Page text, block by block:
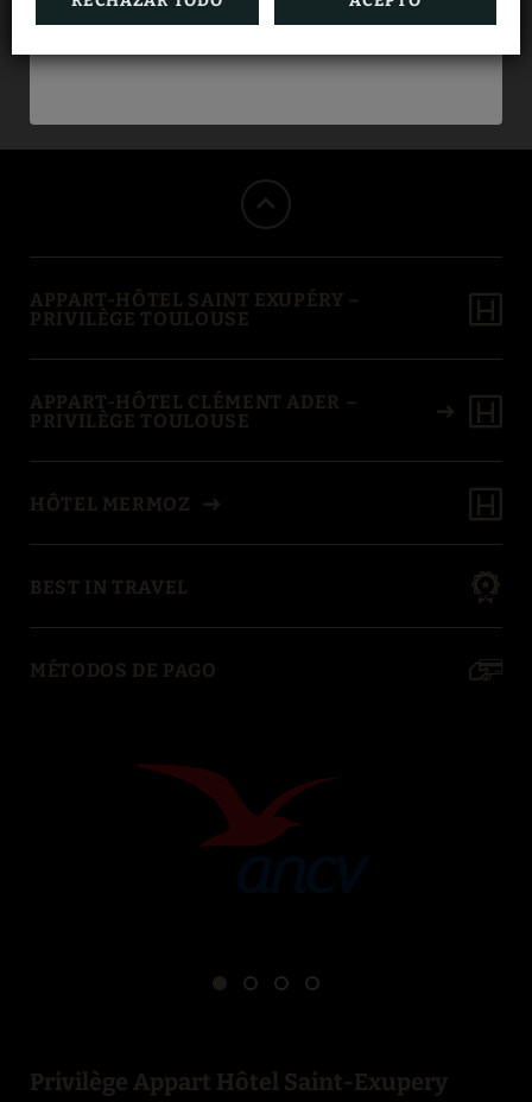
Sí, recibimos regularmente clientes en estancias
largas, con apartamentos espaciosos y totalmente
APPART-HÔTEL SAINT EXUPÉRY –
PRIVILÈGE TOULOUSE
APPART-HÔTEL CLÉMENT ADER –
PRIVILÈGE TOULOUSE
HÔTEL MERMOZ
BEST IN TRAVEL
MÉTODOS DE PAGO
Privilège Appart Hôtel Saint-Exupery
RESERVAR